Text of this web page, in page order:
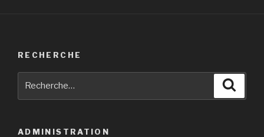
RECHERCHE
ADMINISTRATION